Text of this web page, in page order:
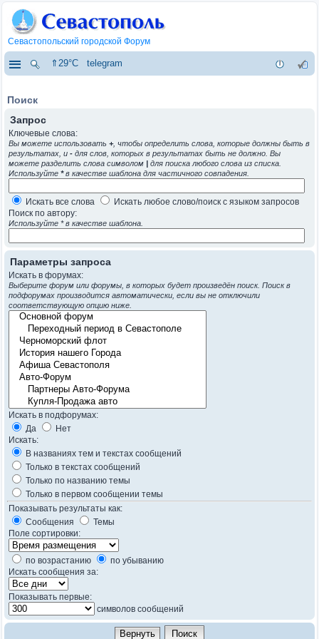
Севастопольский городской Форум
⇑29°C telegram
Поиск
Запрос
Ключевые слова:
Вы можете использовать +, чтобы определить слова, которые должны быть в
результатах, и - для слов, которых в результатах быть не должно. Вы
можете разделить слова символом | для поиска любого слова из списка.
Используйте *в качестве шаблона для частичного совпадения.
Искать все слова
Искать любое слово/поиск с языком запросов
Поиск по автору:
Используйте * в качестве шаблона.
Параметры запроса
Искать в форумах:
Выберите форум или форумы, в которых будет произведён поиск. Поиск в
подфорумах производится автоматически, если вы не отключили
соответствующую опцию ниже.
Искать в подфорумах:
Да
Нет
Искать:
В названиях тем и текстах сообщений
Только в текстах сообщений
Только по названию темы
Только в первом сообщении темы
Показывать результаты как:
Сообщения
Темы
Поле сортировки:
по возрастанию
по убыванию
Искать сообщения за:
Показывать первые:
символов сообщений